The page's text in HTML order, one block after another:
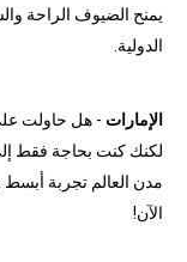
يمنح الضيوف الراحة
الدولية.
الإمارات - هل حاولت
لكنك كنت بحاجة فقط
مدن العالم تجربة
الآن!